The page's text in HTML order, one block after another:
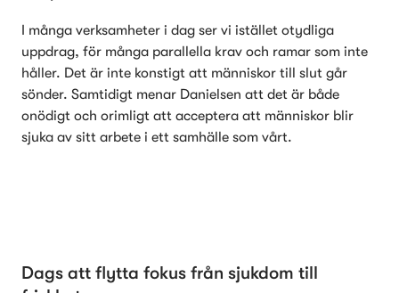
I många verksamheter i dag ser vi istället otydliga
uppdrag, för många parallella krav och ramar som inte
håller. Det är inte konstigt att människor till slut går
sönder. Samtidigt menar Danielsen att det är både
onödigt och orimligt att acceptera att människor blir
sjuka av sitt arbete i ett samhälle som vårt.
Dags att flytta fokus från sjukdom till